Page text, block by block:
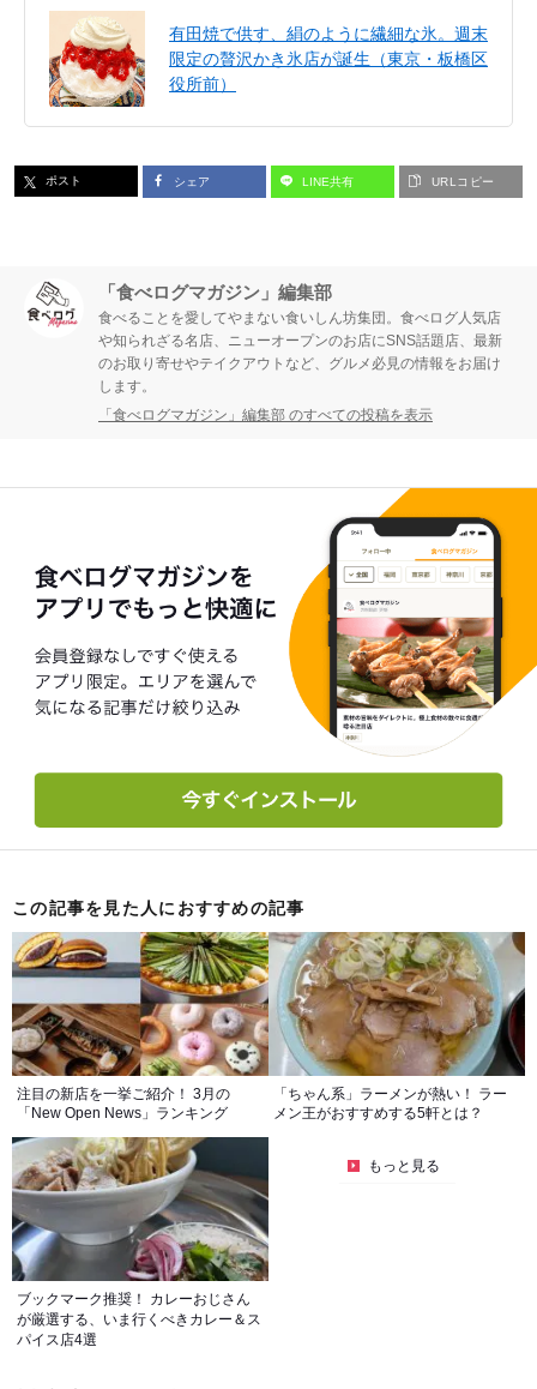
有田焼で供す、絹のように繊細な氷。週末
限定の贅沢かき氷店が誕生（東京・板橋区
役所前）
ポスト シェア LINE共有 URLコピー
「食べログマガジン」編集部
食べることを愛してやまない食いしん坊集団。食べログ人気店
や知られざる名店、ニューオープンのお店にSNS話題店、最新
のお取り寄せやテイクアウトなど、グルメ必見の情報をお届け
します。
「食べログマガジン」編集部 のすべての投稿を表示
この記事を見た人におすすめの記事
注目の新店を一挙ご紹介！ 3月の
「New Open News」ランキング
「ちゃん系」ラーメンが熱い！ ラー
メン王がおすすめする5軒とは？
ブックマーク推奨！ カレーおじさん
が厳選する、いま行くべきカレー＆ス
パイス店4選
もっと見る